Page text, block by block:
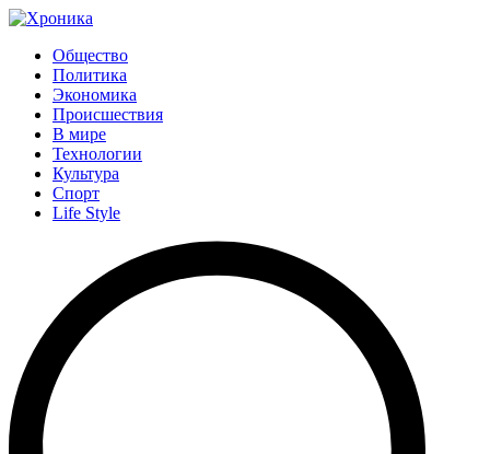
Общество
Политика
Экономика
Происшествия
В мире
Технологии
Культура
Спорт
Life Style